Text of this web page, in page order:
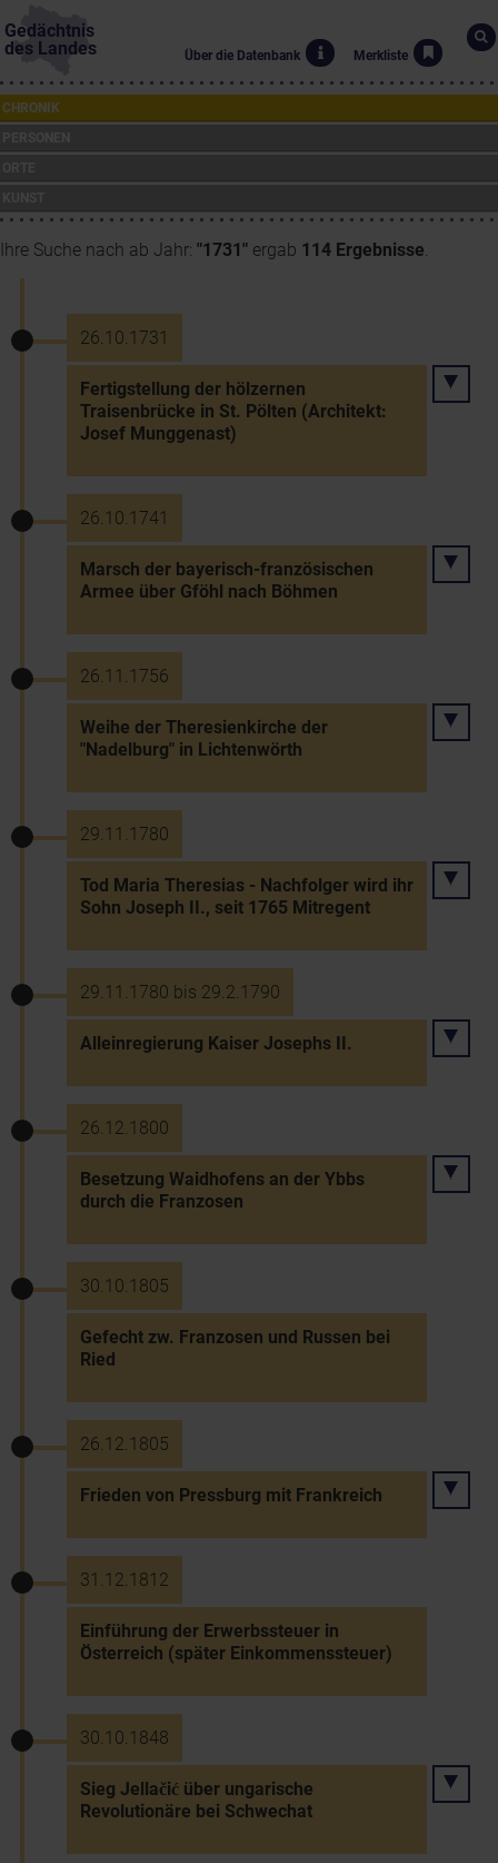
Gedächtnis
des Landes
Über die Datenbank Merkliste
CHRONIK
Ihre Suche nach ab Jahr: "1731" ergab 114 Ergebnisse.
26.10.1731
Fertigstellung der hölzernen
Traisenbrücke in St. Pölten (Architekt:
Josef Munggenast)
26.10.1741
Marsch der bayerisch-französischen
Armee über Gföhl nach Böhmen
26.11.1756
Weihe der Theresienkirche der
"Nadelburg" in Lichtenwörth
29.11.1780
Tod Maria Theresias - Nachfolger wird ihr
Sohn Joseph II., seit 1765 Mitregent
29.11.1780 bis 29.2.1790
Alleinregierung Kaiser Josephs II.
26.12.1800
Besetzung Waidhofens an der Ybbs
durch die Franzosen
30.10.1805
Gefecht zw. Franzosen und Russen bei
Ried
26.12.1805
Frieden von Pressburg mit Frankreich
31.12.1812
Einführung der Erwerbssteuer in
Österreich (später Einkommenssteuer)
30.10.1848
Sieg Jellačić über ungarische
Revolutionäre bei Schwechat